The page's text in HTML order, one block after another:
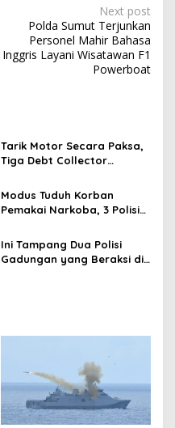
Next post
Polda Sumut Terjunkan
Personel Mahir Bahasa
Inggris Layani Wisatawan F1
Powerboat
Tarik Motor Secara Paksa,
Tiga Debt Collector
Kalideres
Modus Tuduh Korban
Pemakai Narkoba, 3 Polisi
Diringkus
Ini Tampang Dua Polisi
Gadungan yang Beraksi di